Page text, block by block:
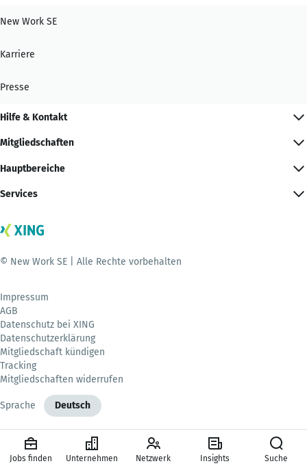
New Work SE
Karriere
Presse
Hilfe & Kontakt
Mitgliedschaften
Hauptbereiche
Services
© New Work SE | Alle Rechte vorbehalten
Impressum
AGB
Datenschutz bei XING
Datenschutzerklärung
Mitgliedschaft kündigen
Tracking
Mitgliedschaften widerrufen
Sprache Deutsch
Jobs finden Unternehmen Netzwerk Insights Suche